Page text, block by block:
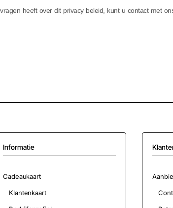
heeft over dit privacy beleid, kunt u contact met
Informatie
Cadeaukaart
Klantenkaart